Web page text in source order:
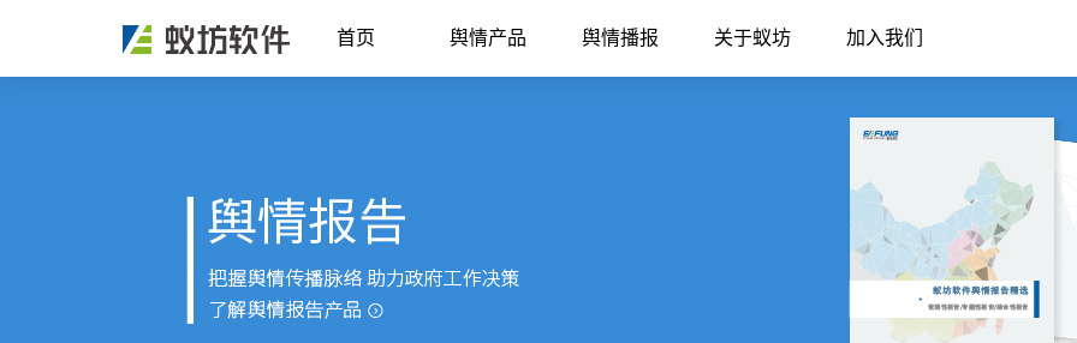
首页 舆情产品 舆情播报 关于蚁坊 加入我们